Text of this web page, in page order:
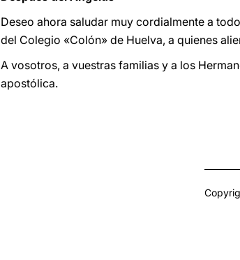
Deseo ahora saludar muy cordialmente a
del Colegio «Colón» de Huelva, a quienes
A vosotros, a vuestras familias y a los
apostólica.